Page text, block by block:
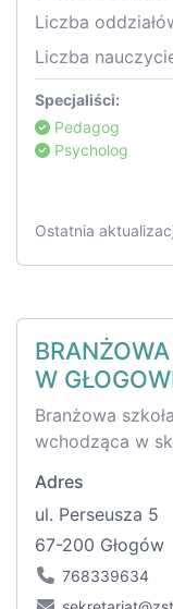
Liczba
Liczba
Specjaliści:
Pedagog
Psycholog
Ostatnia
W
Branżowa
wchodząca w
Adres
ul. Perseusza 5
67-200 Głogów
768339634